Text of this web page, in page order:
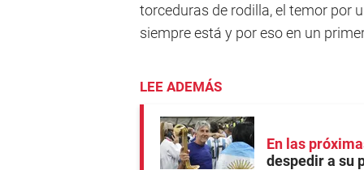
torceduras de rodilla, el temor por
siempre está y por eso en un
LEE ADEMÁS
En las
despedir a su